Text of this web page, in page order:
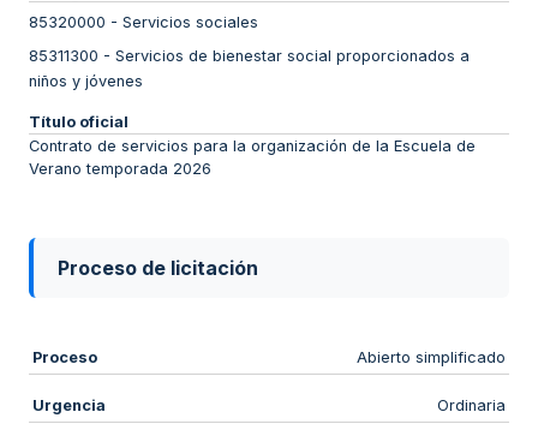
85320000 - Servicios sociales
85311300 - Servicios de bienestar social proporcionados a
niños y jóvenes
Título oficial
Contrato de servicios para la organización de la Escuela de
Verano temporada 2026
Proceso de licitación
Proceso Abierto simplificado
Urgencia Ordinaria